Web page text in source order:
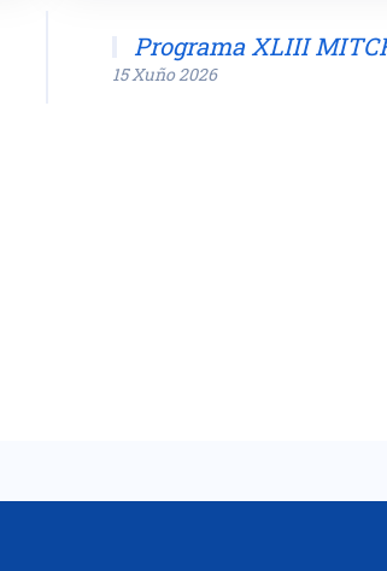
Programa XLIII
15 Xuño 2026